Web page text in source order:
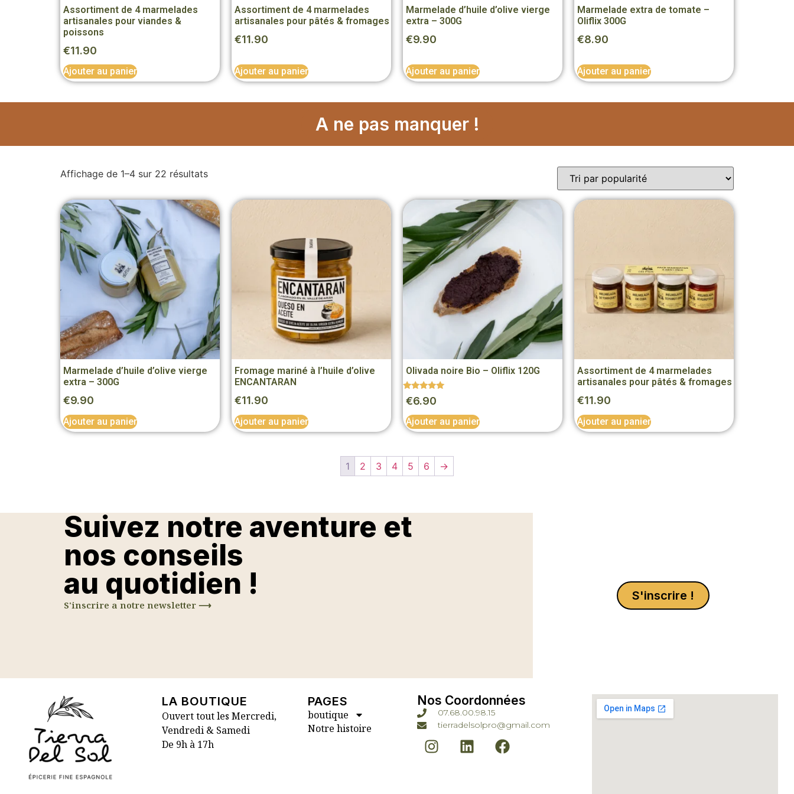
Assortiment de 4 marmelades
artisanales pour viandes &
poissons
€11.90
Ajouter au panier
Assortiment de 4 marmelades
artisanales pour pâtés & fromages
€11.90
Ajouter au panier
Marmelade d’huile d’olive vierge
extra – 300G
€9.90
Ajouter au panier
Marmelade extra de tomate –
Oliflix 300G
€8.90
Ajouter au panier
A ne pas manquer !
Affichage de 1–4 sur 22 résultats
Marmelade d’huile d’olive vierge
extra – 300G
€9.90
Ajouter au panier
Fromage mariné à l’huile d’olive
ENCANTARAN
€11.90
Ajouter au panier
Olivada noire Bio – Oliflix 120G
Note
5.00
€6.90
Ajouter au panier
Assortiment de 4 marmelades
artisanales pour pâtés & fromages
€11.90
Ajouter au panier
1 2 3 4 5 6 →
Suivez notre aventure et
nos conseils
au quotidien !
S'inscrire a notre newsletter ⟶
S'inscrire !
LA BOUTIQUE
Ouvert tout les Mercredi,
Vendredi & Samedi
De 9h à 17h
PAGES
boutique
Notre histoire
Nos Coordonnées
07.68.00.98.15
tierradelsolpro@gmail.com